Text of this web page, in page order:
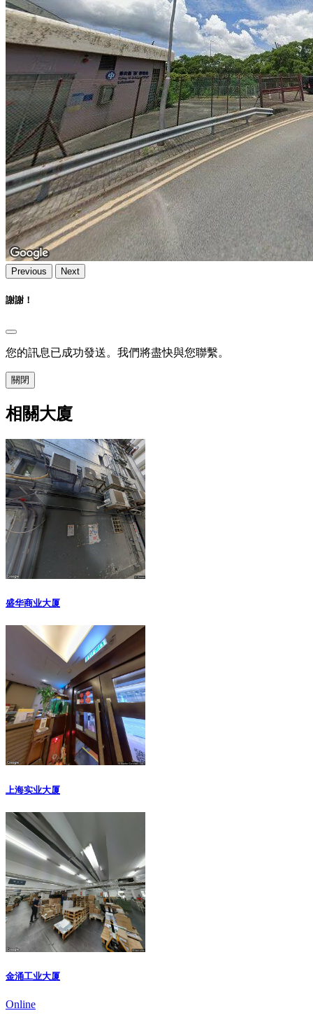
Previous Next
謝謝！
您的訊息已成功發送。我們將盡快與您聯繫。
關閉
相關大廈
盛华商业大厦
上海实业大厦
金涌工业大厦
Online